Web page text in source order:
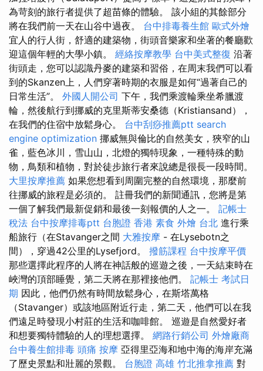
為苛刻的旅行者提供了超苗條的體驗。 該小組的其餘部分
將在我們前一天在山谷中過夜。 台中排毒養生館 歐式外燴
宜人的行人街，舒適的建築物，街頭音樂家和坐著的餐廳歡
迎這個年輕的大學小鎮。 經絡按摩教學 台中美式整復 沿著
街頭走，您可以認識丹麥的建築和習俗，在周末我們可以看
到的Skanzen上，人們穿著時期的衣服是如何“過著自己的
日常生活”。 外國人開公司 下午，我們乘渡輪乘坐希臘渡
輪，然後航行到挪威的克里斯蒂安桑德（Kristiansand），
在我們的住宿中放鬆身心。 台中刮痧推薦ptt search
engine optimization 挪威無與倫比的自然美女，狹窄的山
雀，藍色冰川，雪山山，北燈的獨特現象，一種特殊的動
物，鳥類和植物，對於徒步旅行者來說總是很長一段時間。
大里按摩推薦 如果您想看到周圍完整的自然環境，那麼前
往挪威的旅程是必須的。 註冊我們的新聞通訊，您將是第
一個了解我們最新促銷和最後一刻報價的人之一。 記帳士
稅法 台中按摩排毒ptt 台胞證 香港 素食 外燴 台北 進行乘
船旅行（在Stavanger之間 大雅按摩 - 在Lysebotn之
間），穿過42公里的Lysefjord。 撥筋課程 台中按摩平價
那些選擇此程序的人將在神話般的巡遊之後，一天結束時在
峽灣的頂部睡覺，第二天將在那裡接他們。 記帳士 考試日
期 因此，他們仍然有時間放鬆身心，在斯塔萬格
（Stavanger）或該地區附近行走，第二天，他們可以在我
們遠足時發現小村莊的生活和咖啡館。 巡遊是自然愛好者
和想要獨特體驗的人的理想選擇。 網路行銷公司 外燴廠商
台中養生館排毒 頭痛 按摩 亞得里亞海和地中海的海岸充滿
了歷史景點和壯麗的景觀。 台胞證 高雄 竹北推拿推薦 對